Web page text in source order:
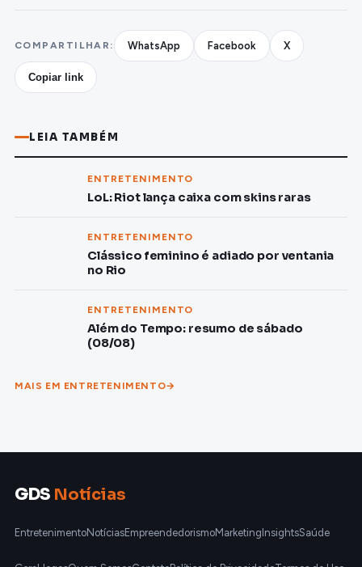
COMPARTILHAR: WhatsApp Facebook X
Copiar link
LEIA TAMBÉM
ENTRETENIMENTO
LoL: Riot lança caixa com skins raras
ENTRETENIMENTO
Clássico feminino é adiado por ventania
no Rio
ENTRETENIMENTO
Além do Tempo: resumo de sábado
(08/08)
MAIS EM ENTRETENIMENTO
GDS Notícias
EntretenimentoNotíciasEmpreendedorismoMarketingInsightsSaúde